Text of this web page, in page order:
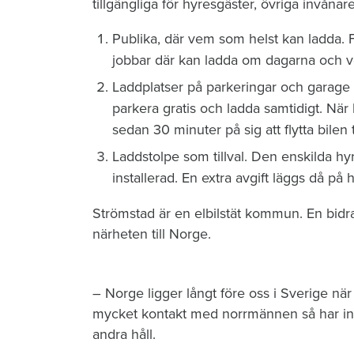
tillgängliga för hyresgäster, övriga
Publika, där vem som helst kan
jobbar där kan ladda om dagarna och
Laddplatser på parkeringar och
parkera gratis och ladda samtidigt.
sedan 30 minuter på sig att flytta bilen
Laddstolpe som tillval. Den enskilda
installerad. En extra avgift läggs då på
Strömstad är en elbilstät kommun. En
närheten till Norge.
– Norge ligger långt före oss i Sverige
mycket kontakt med norrmännen så har
andra håll.